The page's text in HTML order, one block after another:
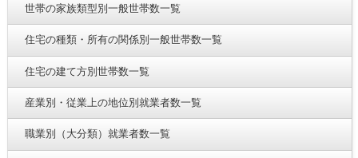
世帯の家族類型別一般世帯数一覧
住宅の種類・所有の関係別一般世帯数一覧
住宅の建て方別世帯数一覧
産業別・従業上の地位別就業者数一覧
職業別（大分類）就業者数一覧